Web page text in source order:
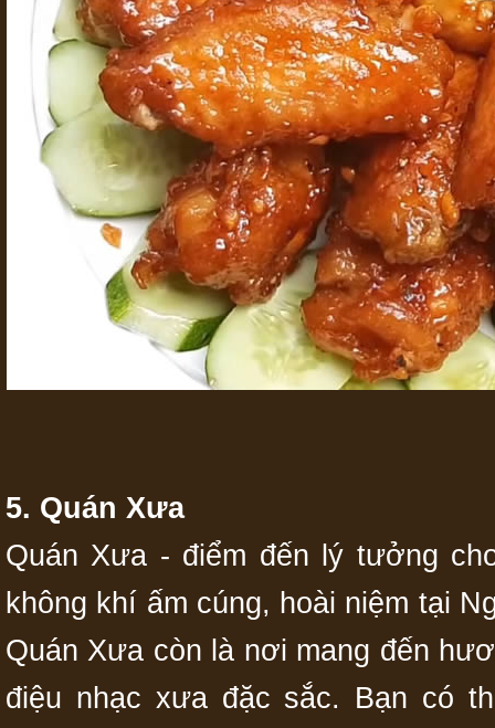
5. Quán Xưa
Quán Xưa - điểm đến lý tưởng
không khí ấm cúng, hoài niệm tại
Quán Xưa còn là nơi mang đến
điệu nhạc xưa đặc sắc. Bạn có